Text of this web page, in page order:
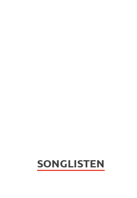
SONGLISTEN